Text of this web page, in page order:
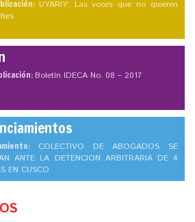
UYARIY: Las voces que no quieren
Boletín IDECA No. 08 – 2017
COLECTIVO DE ABOGADOS SE
ANTE LA DETENCION ARBITRARIA DE 4
EN CUSCO